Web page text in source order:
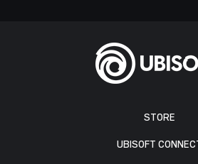
STORE
UBISOFT